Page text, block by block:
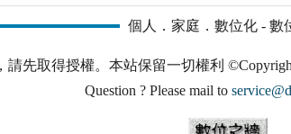
個人．家庭．數位化 - 數
先取得授權。本站保留一切權利
Question ? Please mail to